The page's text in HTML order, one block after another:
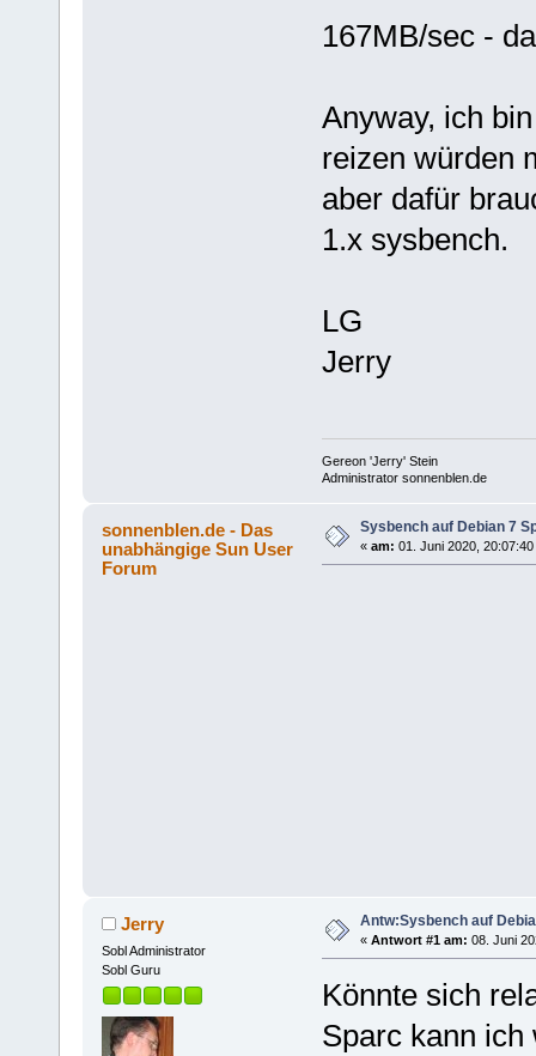
Threads fairness:
167MB/sec -
Anyway, ich
reizen würden
aber dafür
1.x sysbench.
LG
Jerry
Gereon 'Jerry' Stein
Administrator sonnenblen.de
sonnenblen.de - Das
unabhängige Sun User
Forum
Sysbench auf Debian 7
« am: 01. Juni 2020, 20:07:40
Jerry
Sobl Administrator
Sobl Guru
Antw:Sysbench auf
« Antwort #1 am: 08. Juni
Könnte sich
Sparc kann